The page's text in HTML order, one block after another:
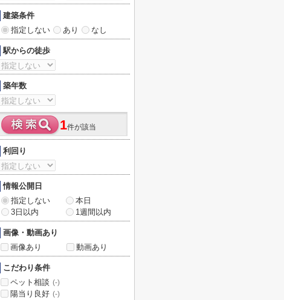
建築条件
指定しない
あり なし
駅からの徒歩
築年数
1件が該当
利回り
情報公開日
指定しない
本日
3日以内
1週間以内
画像・動画あり
画像あり
動画あり
こだわり条件
ペット相談 (-)
陽当り良好 (-)